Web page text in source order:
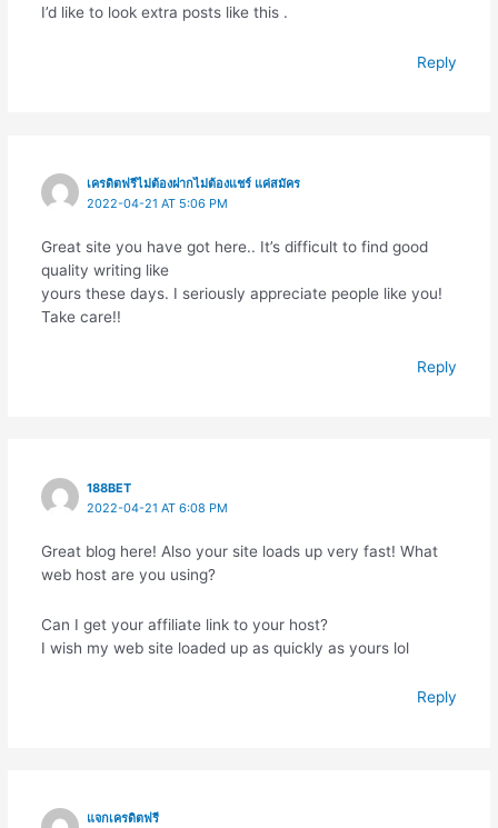
I’d like to look extra posts like this .
Reply
เครดิตฟรีไม่ต้องฝากไม่ต้องแชร์ แค่สมัคร
2022-04-21 AT 5:06 PM
Great site you have got here.. It’s difficult to find good
quality writing like
yours these days. I seriously appreciate people like you!
Take care!!
Reply
188BET
2022-04-21 AT 6:08 PM
Great blog here! Also your site loads up very fast! What
web host are you using?
Can I get your affiliate link to your host?
I wish my web site loaded up as quickly as yours lol
Reply
แจกเครดิตฟรี